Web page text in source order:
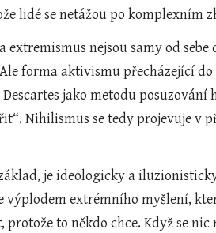
lidé se netážou po komplexním
extremismus nejsou samy od
forma aktivismu přecházející
jako metodu posuzování
Nihilismus se tedy projevuje v
je ideologicky a
výplodem extrémního myšlení,
to někdo chce. Když se